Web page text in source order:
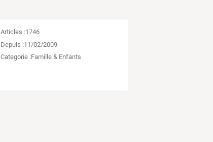
Articles :1746
Depuis :11/02/2009
Categorie :Famille & Enfants